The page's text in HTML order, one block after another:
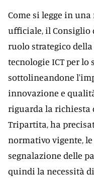
Come si legge in
ufficiale, il Consiglio
ruolo strategico
tecnologie ICT per lo
sottolineandone
innovazione e
riguarda la richiesta
Tripartita, ha
normativo vigente,
segnalazione delle
quindi la necessità